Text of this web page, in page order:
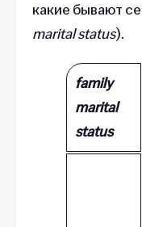
какие бывают
marital status).
family
marital
status